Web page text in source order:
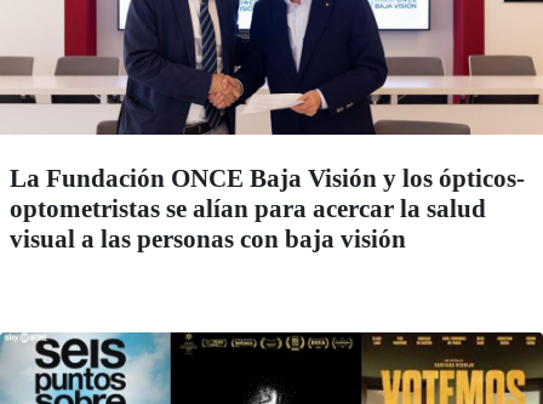
La Fundación ONCE Baja Visión y los ópticos-
optometristas se alían para acercar la salud
visual a las personas con baja visión